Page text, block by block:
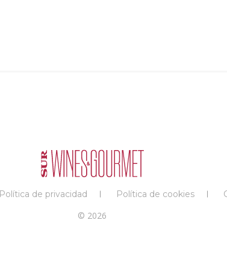
Política de privacidad Política de cookies
© 2026